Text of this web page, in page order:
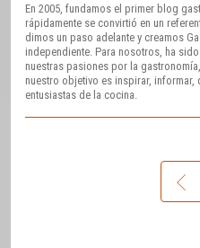
En 2005, fundamos el primer blog
rápidamente se convirtió en un
dimos un paso adelante y creamos
independiente. Para nosotros, ha
nuestras pasiones por la
nuestro objetivo es inspirar,
entusiastas de la cocina.